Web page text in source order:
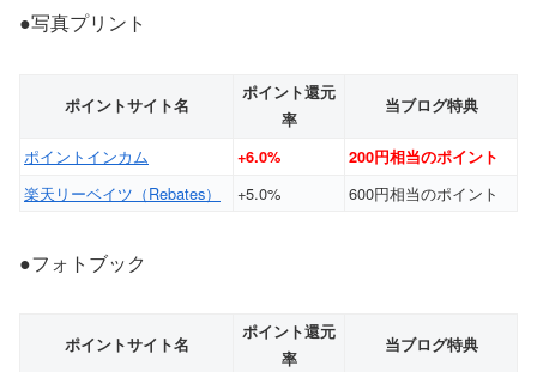
●写真プリント
ポイントサイト名
ポイント還元
率
当ブログ特典
ポイントインカム +6.0% 200円相当のポイント
楽天リーベイツ（Rebates） +5.0% 600円相当のポイント
●フォトブック
ポイントサイト名
ポイント還元
率
当ブログ特典